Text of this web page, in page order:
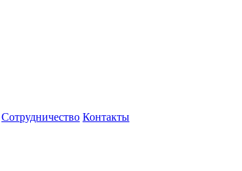
Сотрудничество Контакты